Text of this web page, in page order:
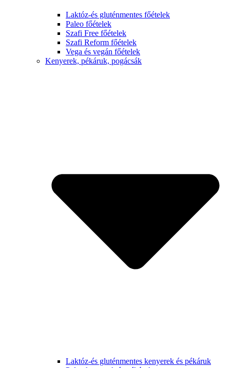
Laktóz-és gluténmentes főételek
Paleo főételek
Szafi Free főételek
Szafi Reform főételek
Vega és vegán főételek
Kenyerek, pékáruk, pogácsák
Laktóz-és gluténmentes kenyerek és pékáruk